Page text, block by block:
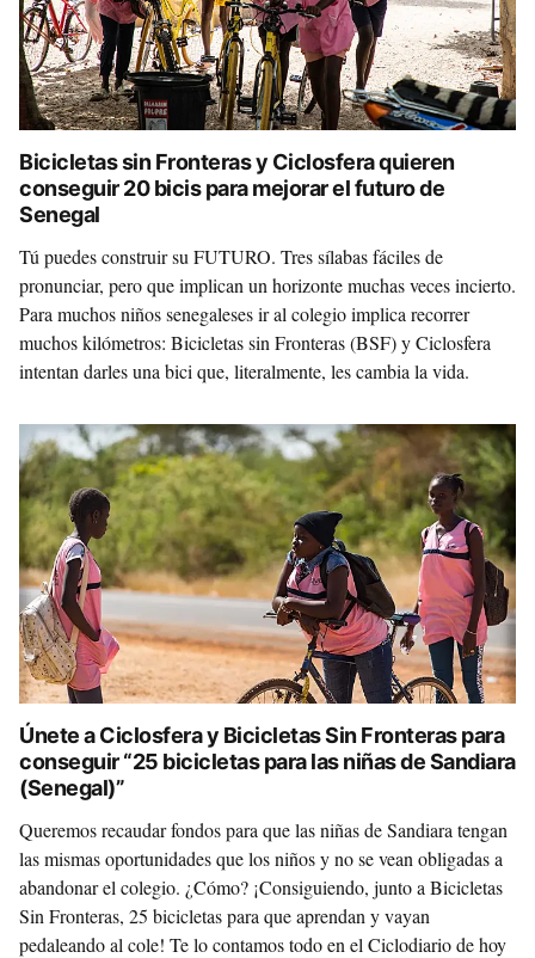
Bicicletas sin Fronteras y Ciclosfera quieren
conseguir 20 bicis para mejorar el futuro de
Senegal
Tú puedes construir su FUTURO. Tres sílabas fáciles de
pronunciar, pero que implican un horizonte muchas veces incierto.
Para muchos niños senegaleses ir al colegio implica recorrer
muchos kilómetros: Bicicletas sin Fronteras (BSF) y Ciclosfera
intentan darles una bici que, literalmente, les cambia la vida.
Únete a Ciclosfera y Bicicletas Sin Fronteras para
conseguir “25 bicicletas para las niñas de Sandiara
(Senegal)”
Queremos recaudar fondos para que las niñas de Sandiara tengan
las mismas oportunidades que los niños y no se vean obligadas a
abandonar el colegio. ¿Cómo? ¡Consiguiendo, junto a Bicicletas
Sin Fronteras, 25 bicicletas para que aprendan y vayan
pedaleando al cole! Te lo contamos todo en el Ciclodiario de hoy